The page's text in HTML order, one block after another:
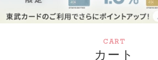
CART
カート